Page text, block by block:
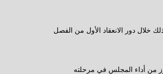
خلال دور الانعقاد الأول من الفصل
من أداء المجلس في مرحلته